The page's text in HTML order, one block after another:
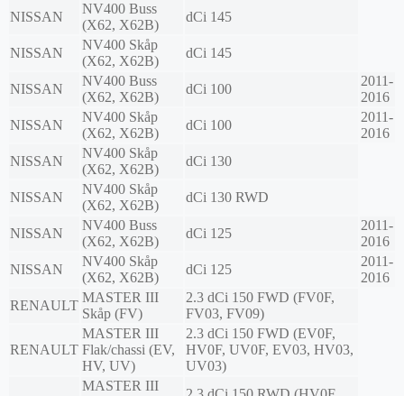
NISSAN
NV400 Buss
(X62, X62B)
dCi 145
NISSAN
NV400 Skåp
(X62, X62B)
dCi 145
NISSAN
NV400 Buss
(X62, X62B)
dCi 100
2011-
2016
NISSAN
NV400 Skåp
(X62, X62B)
dCi 100
2011-
2016
NISSAN
NV400 Skåp
(X62, X62B)
dCi 130
NISSAN
NV400 Skåp
(X62, X62B)
dCi 130 RWD
NISSAN
NV400 Buss
(X62, X62B)
dCi 125
2011-
2016
NISSAN
NV400 Skåp
(X62, X62B)
dCi 125
2011-
2016
RENAULT
MASTER III
Skåp (FV)
2.3 dCi 150 FWD (FV0F,
FV03, FV09)
RENAULT
MASTER III
Flak/chassi (EV,
HV, UV)
2.3 dCi 150 FWD (EV0F,
HV0F, UV0F, EV03, HV03,
UV03)
MASTER III